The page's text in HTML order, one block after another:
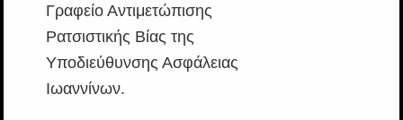
Γραφείο Αντιμετώπισης
Ρατσιστικής Βίας της
Υποδιεύθυνσης Ασφάλειας
Ιωαννίνων.